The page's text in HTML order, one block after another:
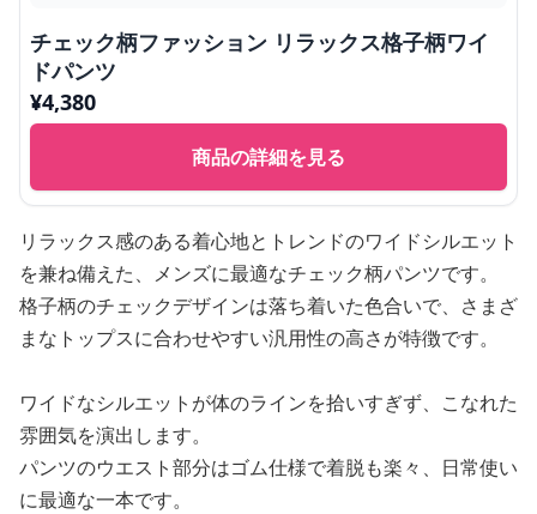
チェック柄ファッション リラックス格子柄ワイ
ドパンツ
¥4,380
商品の詳細を見る
リラックス感のある着心地とトレンドのワイドシルエット
を兼ね備えた、メンズに最適なチェック柄パンツです。
格子柄のチェックデザインは落ち着いた色合いで、さまざ
まなトップスに合わせやすい汎用性の高さが特徴です。
ワイドなシルエットが体のラインを拾いすぎず、こなれた
雰囲気を演出します。
パンツのウエスト部分はゴム仕様で着脱も楽々、日常使い
に最適な一本です。